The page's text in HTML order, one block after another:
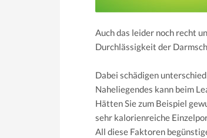
Auch das leider noch recht
Durchlässigkeit der
Dabei schädigen
Naheliegendes kann beim
Hätten Sie zum Beispiel
sehr kalorienreiche
All diese Faktoren